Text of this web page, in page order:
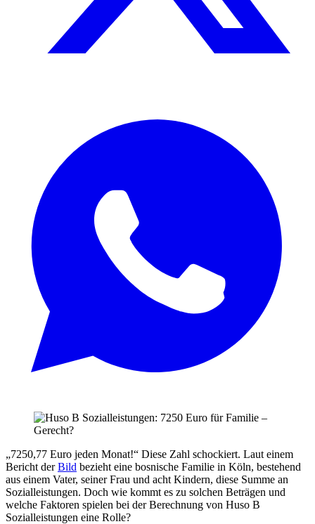
„7250,77 Euro jeden Monat!“ Diese Zahl schockiert. Laut einem
Bericht derBild bezieht eine bosnische Familie in Köln, bestehend
aus einem Vater, seiner Frau und acht Kindern, diese Summe an
Sozialleistungen. Doch wie kommt es zu solchen Beträgen und
welche Faktoren spielen bei der Berechnung von Huso B
Sozialleistungen eine Rolle?